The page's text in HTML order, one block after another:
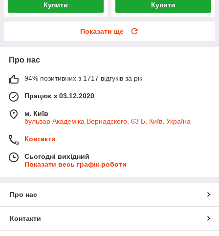
Купити Купити
Показати ще
Про нас
94% позитивних з 1717 відгуків за рік
Працює з 03.12.2020
м. Київ
бульвар Академіка Вернадского, 63 Б, Київ, Україна
Контакти
Сьогодні вихідний
Показати весь графік роботи
Про нас
Контакти